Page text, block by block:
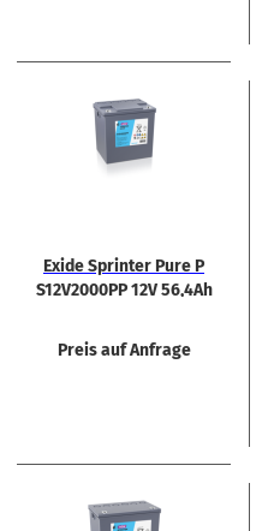
Exide Sprin­ter Pure P
S12V2000PP 12V 56,4Ah
Preis auf Anfrage